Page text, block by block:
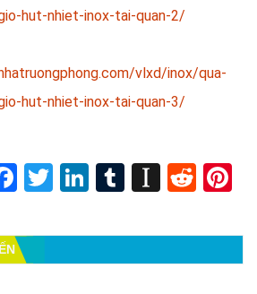
hut-nhiet-inox-tai-quan-2/
vlxd/inox/qua-
hut-nhiet-inox-tai-quan-3/
Facebook
TwitterLinkedIn
Tumblr